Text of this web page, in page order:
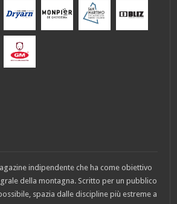
indipendente che ha come obiettivo
della montagna. Scritto per un pubblico
spazia dalle discipline più estreme a